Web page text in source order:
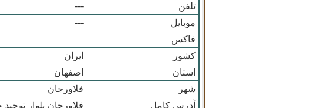
تلفن
---
موبایل
---
فاکس
کشور
ایران
استان
اصفهان
شهر
فلاورجان
آدرس کامل
فلاورجان بلوار